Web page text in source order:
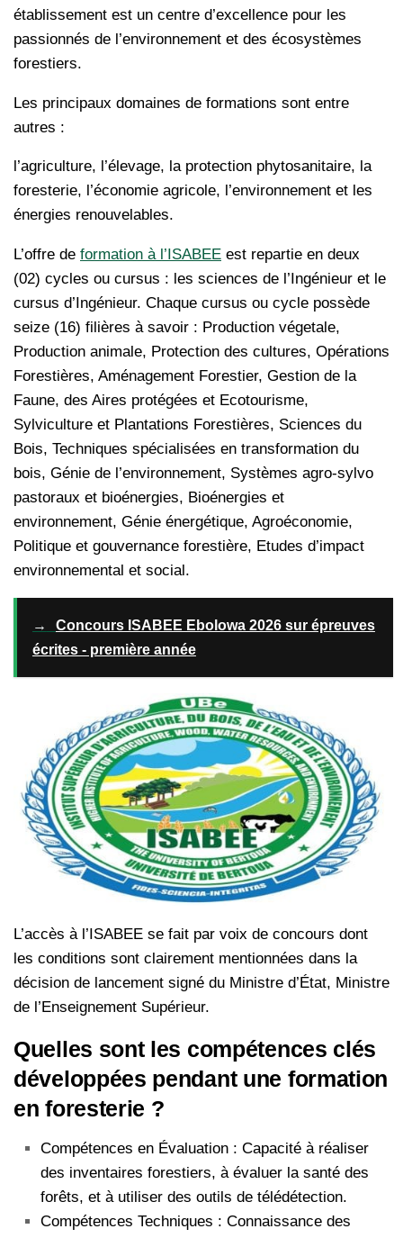
établissement est un centre d’excellence pour les
passionnés de l’environnement et des écosystèmes
forestiers.
Les principaux domaines de formations sont entre
autres :
l’agriculture, l’élevage, la protection phytosanitaire, la
foresterie, l’économie agricole, l’environnement et les
énergies renouvelables.
L’offre de formation à l’ISABEE est repartie en deux
(02) cycles ou cursus : les sciences de l’Ingénieur et le
cursus d’Ingénieur. Chaque cursus ou cycle possède
seize (16) filières à savoir : Production végetale,
Production animale, Protection des cultures, Opérations
Forestières, Aménagement Forestier, Gestion de la
Faune, des Aires protégées et Ecotourisme,
Sylviculture et Plantations Forestières, Sciences du
Bois, Techniques spécialisées en transformation du
bois, Génie de l’environnement, Systèmes agro-sylvo
pastoraux et bioénergies, Bioénergies et
environnement, Génie énergétique, Agroéconomie,
Politique et gouvernance forestière, Etudes d’impact
environnemental et social.
→
Concours ISABEE Ebolowa 2026 sur épreuves
écrites - première année
L’accès à l’ISABEE se fait par voix de concours dont
les conditions sont clairement mentionnées dans la
décision de lancement signé du Ministre d’État, Ministre
de l’Enseignement Supérieur.
Quelles sont les compétences clés
développées pendant une formation
en foresterie ?
Compétences en Évaluation : Capacité à réaliser
des inventaires forestiers, à évaluer la santé des
forêts, et à utiliser des outils de télédétection.
Compétences Techniques : Connaissance des